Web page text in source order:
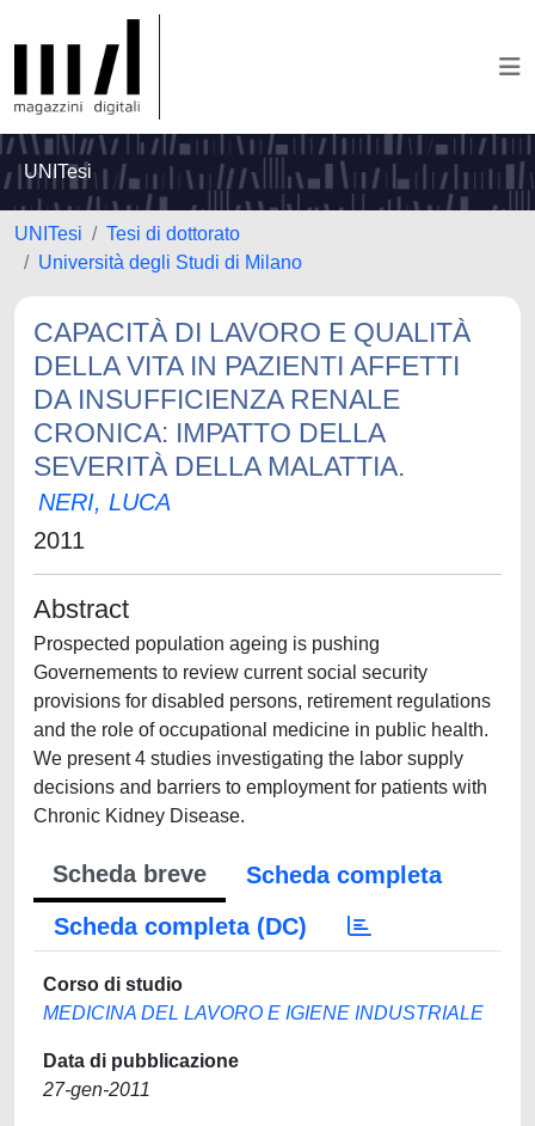
UNITesi
UNITesi
Tesi di dottorato
Università degli Studi di Milano
CAPACITÀ DI LAVORO E QUALITÀ
DELLA VITA IN PAZIENTI AFFETTI
DA INSUFFICIENZA RENALE
CRONICA: IMPATTO DELLA
SEVERITÀ DELLA MALATTIA.
NERI, LUCA
2011
Abstract
Prospected population ageing is pushing
Governements to review current social security
provisions for disabled persons, retirement regulations
and the role of occupational medicine in public health.
We present 4 studies investigating the labor supply
decisions and barriers to employment for patients with
Chronic Kidney Disease.
Scheda breve
Scheda completa
Scheda completa (DC)
Corso di studio
MEDICINA DEL LAVORO E IGIENE INDUSTRIALE
Data di pubblicazione
27-gen-2011